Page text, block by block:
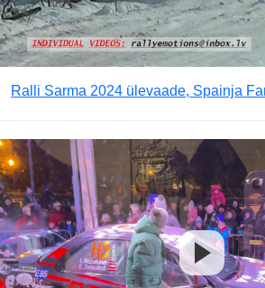
Ralli Sarma 2024 ülevaade, Spainja